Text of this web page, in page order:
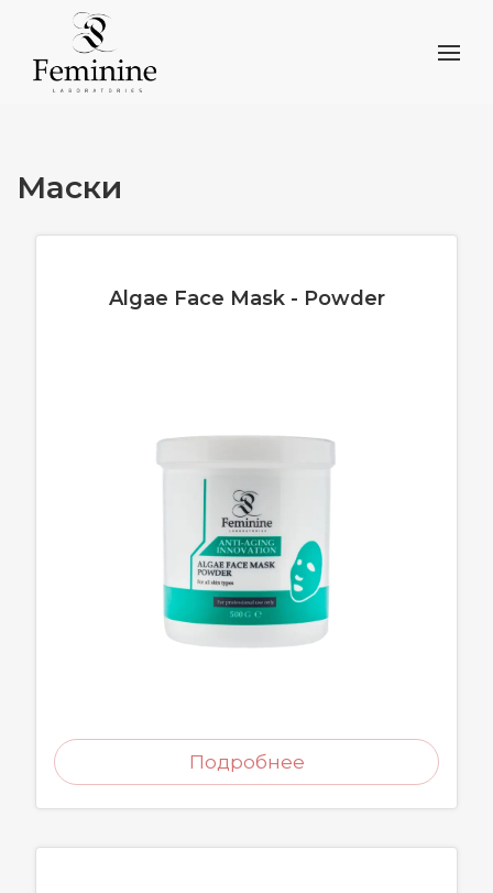
Маски
Algae Face Mask - Powder
Подробнее